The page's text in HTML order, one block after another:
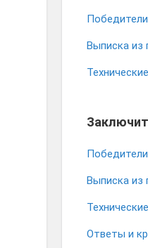
Выписка из
Выписка из
Ответы и